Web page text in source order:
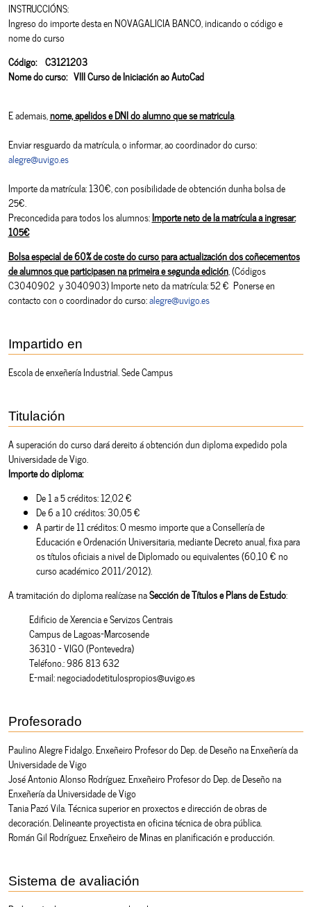
INSTRUCCIÓNS:
Ingreso do importe desta en NOVAGALICIA BANCO, indicando o código e
nome do curso
Código: C3121203
Nome do curso: VIII Curso de Iniciación ao AutoCad
E ademais,nome, apelidos e DNI do alumno que se matricula.
Enviar resguardo da matrícula, o informar, ao coordinador do curso:
alegre@uvigo.es
Importe da matrícula: 130€, con posibilidade de obtención dunha bolsa de
25€.
Preconcedida para todos los alumnos:Importe neto de la matrícula a ingresar:
105€
Bolsa especial de 60% de coste do curso para actualización dos coñecementos
de alumnos que participasen na primeira e segunda edición, (Códigos
C3040902 y 3040903) Importe neto da matrícula: 52 € Ponerse en
contacto con o coordinador do curso:alegre@uvigo.es
Impartido en
Escola de enxeñería Industrial. Sede Campus
Titulación
A superación do curso dará dereito á obtención dun diploma expedido pola
Universidade de Vigo.
Importe do diploma:
De 1 a 5 créditos: 12,02 €
De 6 a 10 créditos: 30,05 €
A partir de 11 créditos: O mesmo importe que a Consellería de
Educación e Ordenación Universitaria, mediante Decreto anual, fixa para
os títulos oficiais a nivel de Diplomado ou equivalentes (60,10 € no
curso académico 2011/2012).
A tramitación do diploma realízase naSección de Títulos e Plans de Estudo:
Edificio de Xerencia e Servizos Centrais
Campus de Lagoas-Marcosende
36310 - VIGO (Pontevedra)
Teléfono.: 986 813 632
E-mail: negociadodetitulospropios@uvigo.es
Profesorado
Paulino Alegre Fidalgo. Enxeñeiro Profesor do Dep. de Deseño na Enxeñería da
Universidade de Vigo
José Antonio Alonso Rodríguez. Enxeñeiro Profesor do Dep. de Deseño na
Enxeñería da Universidade de Vigo
Tania Pazó Vila. Técnica superior en proxectos e dirección de obras de
decoración. Delineante proyectista en oficina técnica de obra pública.
Román Gil Rodríguez. Enxeñeiro de Minas en planificación e producción.
Sistema de avaliación